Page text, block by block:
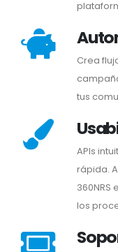
Crea
tus
APIs
rápida.
los